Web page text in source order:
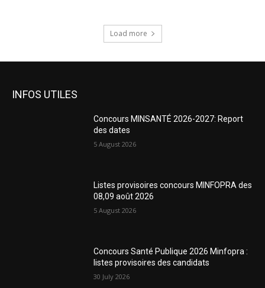
Load more
INFOS UTILES
Concours MINSANTÉ 2026-2027: Report
des dates
5 August 2026
Listes provisoires concours MINFOPRA des
08,09 août 2026
5 August 2026
Concours Santé Publique 2026 Minfopra :
listes provisoires des candidats
30 July 2026